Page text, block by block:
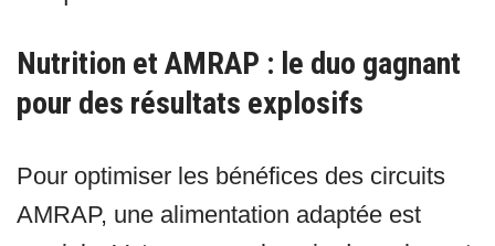
Nutrition et AMRAP : le duo gagnant
pour des résultats explosifs
Pour optimiser les bénéfices des circuits
AMRAP, une alimentation adaptée est